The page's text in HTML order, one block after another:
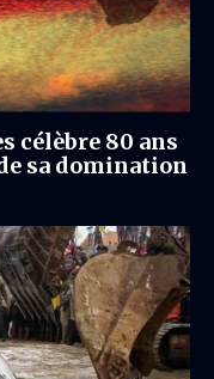
célèbre 80 ans
sa domination